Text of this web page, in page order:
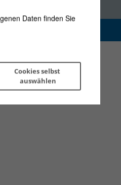
Daten finden Sie
Cookies selbst
auswählen